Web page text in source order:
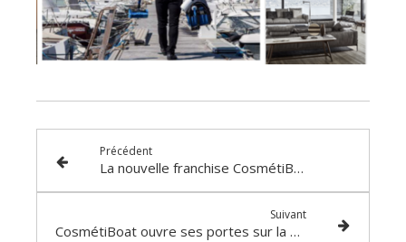
Précédent
La nouvelle franchise CosmétiBoat dans Franchise Magazine
Suivant
CosmétiBoat ouvre ses portes sur la Riviera (06)